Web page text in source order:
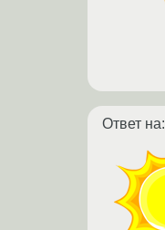
Ответ на: